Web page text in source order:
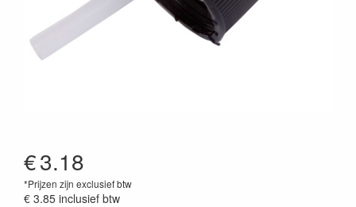
€3.18
*Prijzen zijn exclusief btw
€ 3.85 inclusief btw